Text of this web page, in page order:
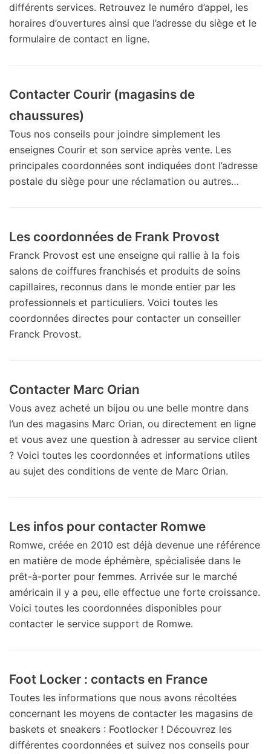
différents services. Retrouvez le numéro d’appel, les
horaires d’ouvertures ainsi que l’adresse du siège et le
formulaire de contact en ligne.
Contacter Courir (magasins de
chaussures)
Tous nos conseils pour joindre simplement les
enseignes Courir et son service après vente. Les
principales coordonnées sont indiquées dont l’adresse
postale du siège pour une réclamation ou autres…
Les coordonnées de Frank Provost
Franck Provost est une enseigne qui rallie à la fois
salons de coiffures franchisés et produits de soins
capillaires, reconnus dans le monde entier par les
professionnels et particuliers. Voici toutes les
coordonnées directes pour contacter un conseiller
Franck Provost.
Contacter Marc Orian
Vous avez acheté un bijou ou une belle montre dans
l’un des magasins Marc Orian, ou directement en ligne
et vous avez une question à adresser au service client
? Voici toutes les coordonnées et informations utiles
au sujet des conditions de vente de Marc Orian.
Les infos pour contacter Romwe
Romwe, créée en 2010 est déjà devenue une référence
en matière de mode éphémère, spécialisée dans le
prêt-à-porter pour femmes. Arrivée sur le marché
américain il y a peu, elle effectue une forte croissance.
Voici toutes les coordonnées disponibles pour
contacter le service support de Romwe.
Foot Locker : contacts en France
Toutes les informations que nous avons récoltées
concernant les moyens de contacter les magasins de
baskets et sneakers : Footlocker ! Découvrez les
différentes coordonnées et suivez nos conseils pour